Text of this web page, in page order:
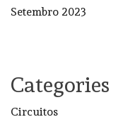
Setembro 2023
Categories
Circuitos